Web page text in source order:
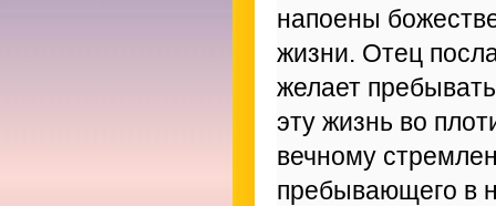
напоены
жизни. Отец
желает
эту жизнь во
вечному
пребывающего в